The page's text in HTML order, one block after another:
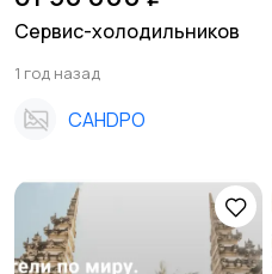
Сервис-холодильников
1 год назад
CAHDPO